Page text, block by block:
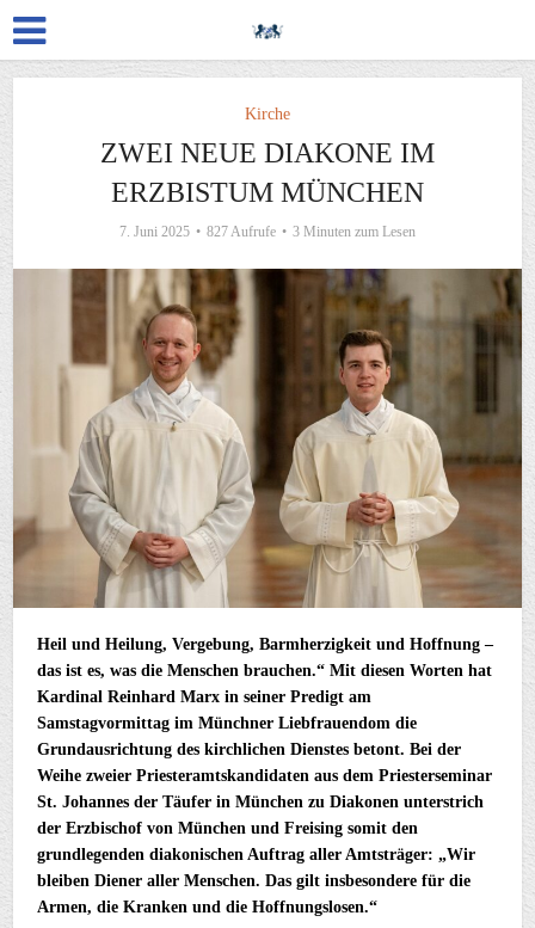
Kirche
ZWEI NEUE DIAKONE IM
ERZBISTUM MÜNCHEN
7. Juni 2025 827 Aufrufe 3 Minuten zum Lesen
Heil und Heilung, Vergebung, Barmherzigkeit und Hoffnung –
das ist es, was die Menschen brauchen.“ Mit diesen Worten hat
Kardinal Reinhard Marx in seiner Predigt am
Samstagvormittag im Münchner Liebfrauendom die
Grundausrichtung des kirchlichen Dienstes betont. Bei der
Weihe zweier Priesteramtskandidaten aus dem Priesterseminar
St. Johannes der Täufer in München zu Diakonen unterstrich
der Erzbischof von München und Freising somit den
grundlegenden diakonischen Auftrag aller Amtsträger: „Wir
bleiben Diener aller Menschen. Das gilt insbesondere für die
Armen, die Kranken und die Hoffnungslosen.“